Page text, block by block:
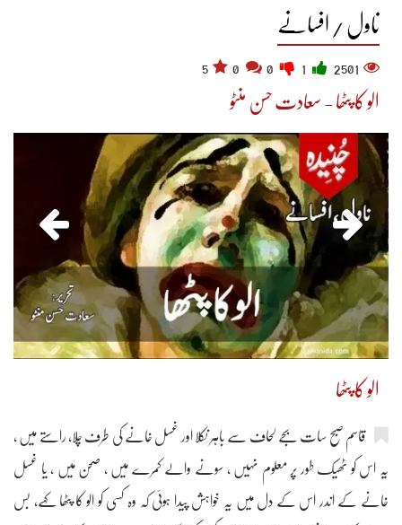
ناول / افسانے
2501
5
الو کا پٹھا - سعادت حسن منٹو
الو کا پٹھا
قاسم صبح سات بجے لحاف سے باہر نکلا اور غسل خانے کی طرف چلا، راستے میں ،
یہ اس کو ٹھیک طور پر معلوم نہیں ، سونے والے کمرے میں ، صحن میں ، یا غسل
خانے کے اندر اس کے دل میں یہ خواہش پیدا ہوئی کہ وہ کسی کو الو کا پٹھا کہے، بس